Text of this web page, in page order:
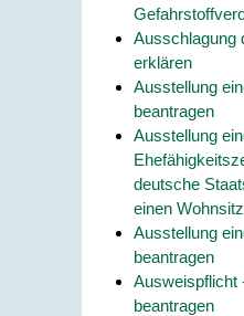
Ausschlagung
erklären
Ausstellung
beantragen
Ausstellung
deutsche
einen
Ausstellung
beantragen
Ausweispflicht
beantragen